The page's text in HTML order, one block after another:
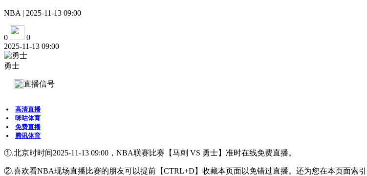
NBA | 2025-11-13 09:00
0
0
2025-11-13 09:00
勇士
直播信号
高清直播
咪咕体育
免费直播
腾讯体育
①.北京时时间2025-11-13 09:00，NBA联赛比赛【马刺 VS 勇士】准时在线免费直播。
②.喜欢看NBA现场直播比赛的朋友可以提前【CTRL+D】收藏本页面以免错过直播。还为您在本页面索